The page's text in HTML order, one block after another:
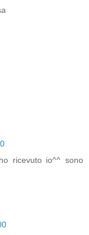
ricevuto io^^ sono